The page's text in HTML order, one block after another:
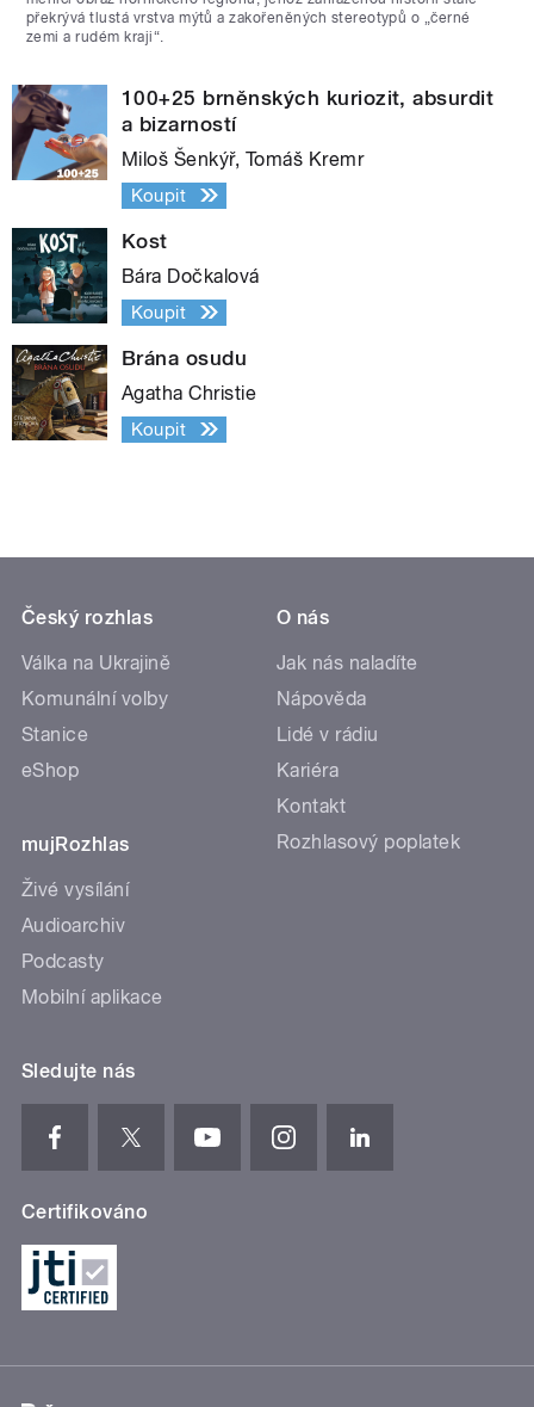
překrývá tlustá vrstva mýtů a zakořeněných stereotypů o „černé
zemi a rudém kraji“.
100+25 brněnských kuriozit, absurdit
a bizarností
Miloš Šenkýř, Tomáš Kremr
Koupit
Kost
Bára Dočkalová
Koupit
Brána osudu
Agatha Christie
Koupit
Český rozhlas
Válka na Ukrajině
Komunální volby
Stanice
eShop
mujRozhlas
Živé vysílání
Audioarchiv
Podcasty
Mobilní aplikace
O nás
Jak nás naladíte
Nápověda
Lidé v rádiu
Kariéra
Kontakt
Rozhlasový poplatek
Sledujte nás
Certifikováno